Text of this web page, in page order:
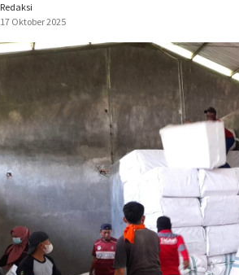
Redaksi
17 Oktober 2025